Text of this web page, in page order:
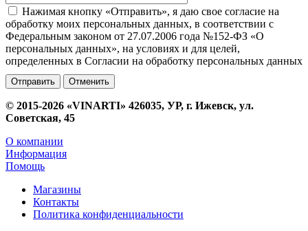
Нажимая кнопку «Отправить», я даю свое согласие на
обработку моих персональных данных, в соответствии с
Федеральным законом от 27.07.2006 года №152-ФЗ «О
персональных данных», на условиях и для целей,
определенных в Согласии на обработку персональных данных
Отменить
© 2015-2026 «VINARTI» 426035, УР, г. Ижевск, ул.
Советская, 45
О компании
Информация
Помощь
Магазины
Контакты
Политика конфиденциальности